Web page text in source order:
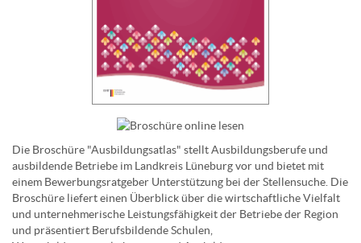
Die Broschüre "Ausbildungsatlas" stellt Ausbildungsberufe und
ausbildende Betriebe im Landkreis Lüneburg vor und bietet mit
einem Bewerbungsratgeber Unterstützung bei der Stellensuche. Die
Broschüre liefert einen Überblick über die wirtschaftliche Vielfalt
und unternehmerische Leistungsfähigkeit der Betriebe der Region
und präsentiert Berufsbildende Schulen,